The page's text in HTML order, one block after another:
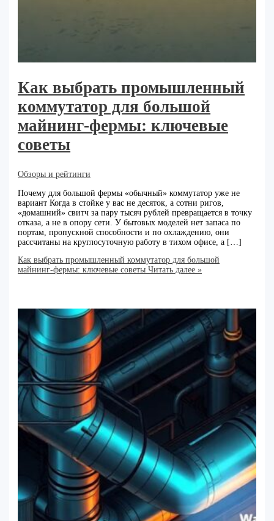
Как выбрать промышленный
коммутатор для большой
майнинг-фермы: ключевые
советы
Обзоры и рейтинги
Почему для большой фермы «обычный» коммутатор уже не
вариант Когда в стойке у вас не десяток, а сотни ригов,
«домашний» свитч за пару тысяч рублей превращается в точку
отказа, а не в опору сети. У бытовых моделей нет запаса по
портам, пропускной способности и по охлаждению, они
рассчитаны на круглосуточную работу в тихом офисе, а […]
Как выбрать промышленный коммутатор для большой
майнинг-фермы: ключевые советы Читать далее »